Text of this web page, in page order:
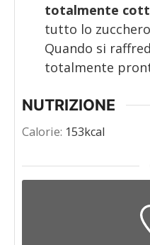
totalmente
tutto lo
Quando si
totalmente
NUTRIZIONE
Calorie: 153kcal